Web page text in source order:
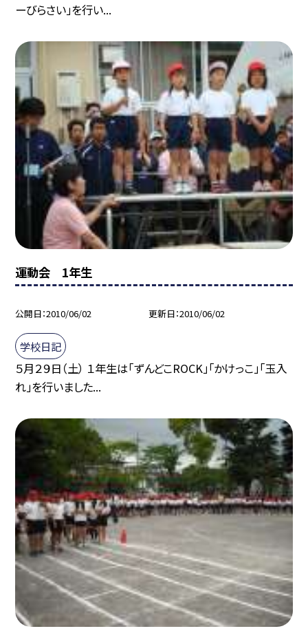
ーびらさい」を行い...
運動会 1年生
公開日 2010/06/02 更新日 2010/06/02
学校日記
５月２９日（土） １年生は「ずんどこROCK」「かけっこ」「玉入
れ」を行いました...